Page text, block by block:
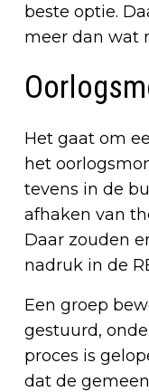
beste optie.
meer dan wat
Het gaat om
het
tevens in de
afhaken van
Daar zouden
nadruk in de
Een groep
gestuurd,
proces is
dat de